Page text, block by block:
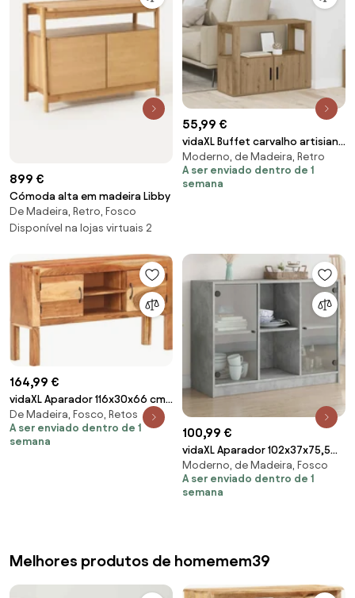
899 €
Cómoda alta em madeira Libby
De Madeira, Retro, Fosco
Disponível na lojas virtuais 2
55,99 €
vidaXL Buffet carvalho artisiano
80 x 30 x 60 cm Madeira
processada
Moderno, de Madeira, Retro
A ser enviado dentro de 1
semana
164,99 €
vidaXL Aparador 116x30x66 cm
madeira de acácia maciça
De Madeira, Fosco, Retos
A ser enviado dentro de 1
semana
100,99 €
vidaXL Aparador 102x37x75,5
cm derivados de madeira
cinzento cimento
Moderno, de Madeira, Fosco
A ser enviado dentro de 1
semana
Melhores produtos de homemem39